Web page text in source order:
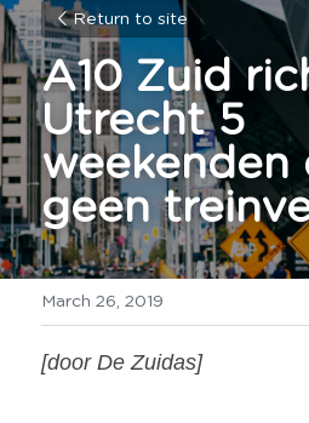
Return to site
A10 Zuid
Utrecht 5
weekenden
geen
March 26, 2019
[door De Zuidas]